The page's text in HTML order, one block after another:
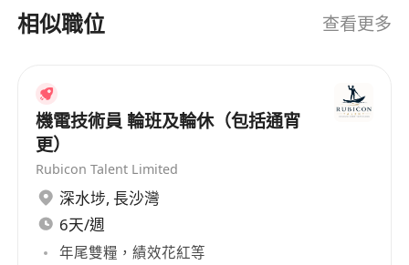
Excel; 懂中英文電腦操作; 懂AutoCAD; 持有學位或
以上優先
待遇 :
每月$17,000 - $20,000, 有超時工作津貼, 雙糧, 年
假15天, 銀行假期, 手提電話津貼, 表現獎金, 星期一
至五: 上午9時至下午5時半及星期六: 上午9時至中
相似職位 查看更多
機電技術員 輪班及輪休（包括通宵
更）
Rubicon Talent Limited
深水埗, 長沙灣
6天/週
年尾雙糧，績效花紅等